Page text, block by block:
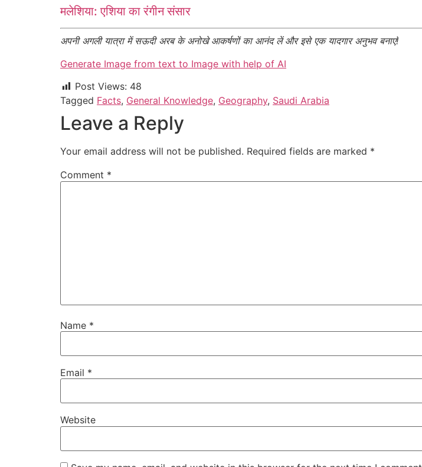
मलेशिया: एशिया का रंगीन संसार
अपनी अगली यात्रा में सऊदी अरब के अनोखे आकर्षणों का आनंद लें और इसे एक यादगार अनुभव बनाएं!
Generate Image from text to Image with help of AI
Post Views: 48
Tagged Facts, General Knowledge, Geography, Saudi Arabia
Leave a Reply
Your email address will not be published. Required fields are marked *
Comment *
Name *
Email *
Website